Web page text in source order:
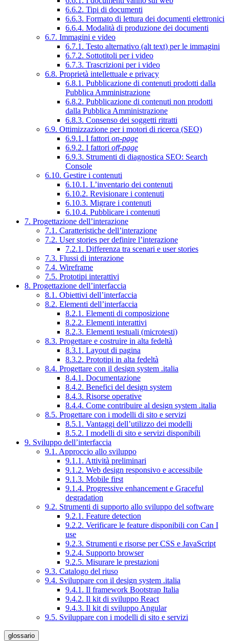
6.6.2. Tipi di documenti
6.6.3. Formato di lettura dei documenti elettronici
6.6.4. Modalità di produzione dei documenti
6.7. Immagini e video
6.7.1. Testo alternativo (alt text) per le immagini
6.7.2. Sottotitoli per i video
6.7.3. Trascrizioni per i video
6.8. Proprietà intellettuale e privacy
6.8.1. Pubblicazione di contenuti prodotti dalla
Pubblica Amministrazione
6.8.2. Pubblicazione di contenuti non prodotti
dalla Pubblica Amministrazione
6.8.3. Consenso dei soggetti ritratti
6.9. Ottimizzazione per i motori di ricerca (SEO)
6.9.1. I fattori on-page
6.9.2. I fattori off-page
6.9.3. Strumenti di diagnostica SEO: Search
Console
6.10. Gestire i contenuti
6.10.1. L’inventario dei contenuti
6.10.2. Revisionare i contenuti
6.10.3. Migrare i contenuti
6.10.4. Pubblicare i contenuti
7. Progettazione dell’interazione
7.1. Caratteristiche dell’interazione
7.2. User stories per definire l’interazione
7.2.1. Differenza tra scenari e user stories
7.3. Flussi di interazione
7.4. Wireframe
7.5. Prototipi interattivi
8. Progettazione dell’interfaccia
8.1. Obiettivi dell’interfaccia
8.2. Elementi dell’interfaccia
8.2.1. Elementi di composizione
8.2.2. Elementi interattivi
8.2.3. Elementi testuali (microtesti)
8.3. Progettare e costruire in alta fedeltà
8.3.1. Layout di pagina
8.3.2. Prototipi in alta fedeltà
8.4. Progettare con il design system .italia
8.4.1. Documentazione
8.4.2. Benefici del design system
8.4.3. Risorse operative
8.4.4. Come contribuire al design system .italia
8.5. Progettare con i modelli di sito e servizi
8.5.1. Vantaggi dell’utilizzo dei modelli
8.5.2. I modelli di sito e servizi disponibili
9. Sviluppo dell’interfaccia
9.1. Approccio allo sviluppo
9.1.1. Attività preliminari
9.1.2. Web design responsivo e accessibile
9.1.3. Mobile first
9.1.4. Progressive enhancement e Graceful
degradation
9.2. Strumenti di supporto allo sviluppo del software
9.2.1. Feature detection
9.2.2. Verificare le feature disponibili con Can I
use
9.2.3. Strumenti e risorse per CSS e JavaScript
9.2.4. Supporto browser
9.2.5. Misurare le prestazioni
9.3. Catalogo del riuso
9.4. Sviluppare con il design system .italia
9.4.1. Il framework Bootstrap Italia
9.4.2. Il kit di sviluppo React
9.4.3. Il kit di sviluppo Angular
9.5. Sviluppare con i modelli di sito e servizi
glossario